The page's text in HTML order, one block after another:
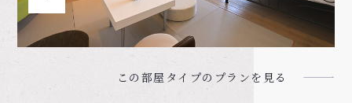
この部屋タイプのプランを見る